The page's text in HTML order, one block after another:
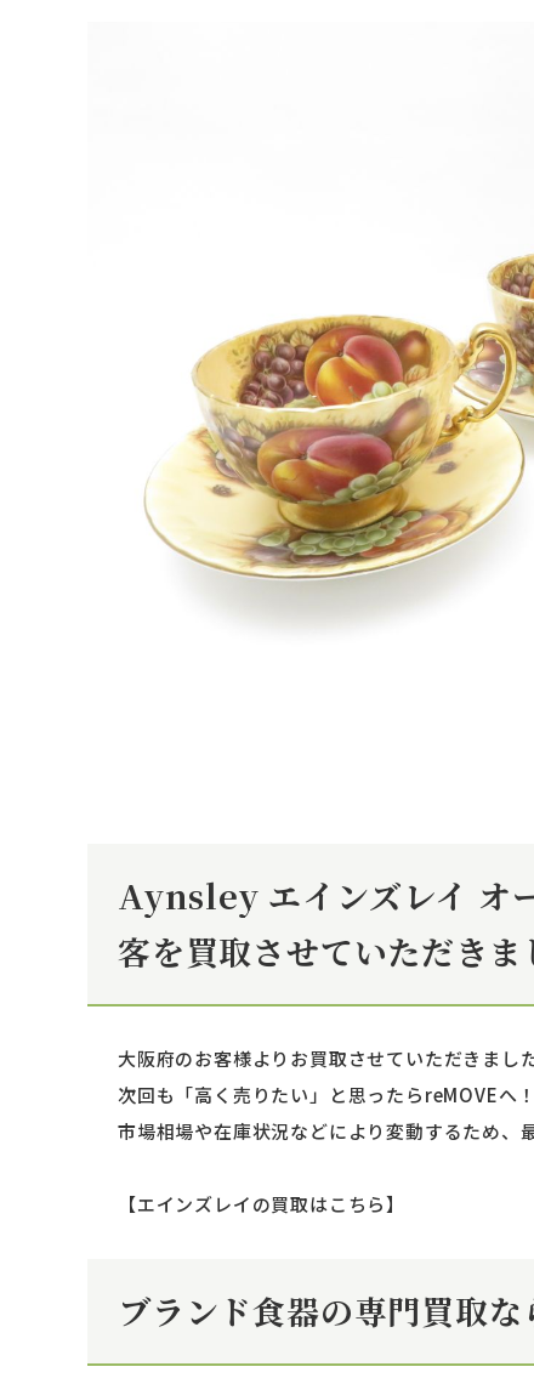
Aynsley エインズレイ オ
客を買取させていただきま
大阪府のお客様よりお買取させていただきました
次回も「高く売りたい」と思ったらreMOVEへ
市場相場や在庫状況などにより変動するため、
【エインズレイの買取はこちら】
ブランド食器の専門買取